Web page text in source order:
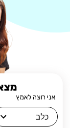
אני רוצה לאמץ